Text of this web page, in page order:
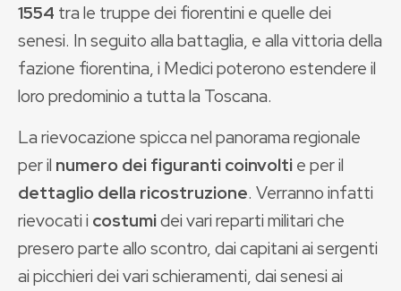
1554 tra le truppe dei fiorentini e quelle dei
senesi. In seguito alla battaglia, e alla vittoria della
fazione fiorentina, i Medici poterono estendere il
loro predominio a tutta la Toscana.
La rievocazione spicca nel panorama regionale
per il numero dei figuranti coinvoltie per il
dettaglio della ricostruzione. Verranno infatti
rievocati i costumidei vari reparti militari che
presero parte allo scontro, dai capitani ai sergenti
ai picchieri dei vari schieramenti, dai senesi ai